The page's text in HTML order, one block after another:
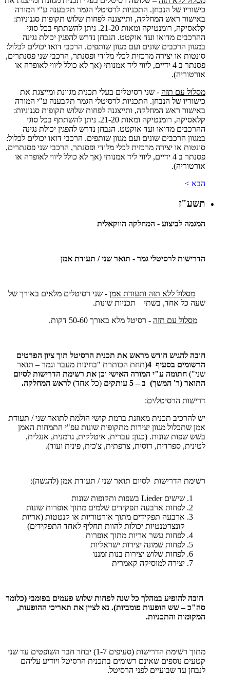
כישוריו של הנבחן. התכניות לרסיטלי הגמר תקבענה ע"י המורה
באישור ראש המחלקה, ותייצגנה לפחות שלוש תקופות סגנוניות:
קלאסיקה, רומנטיקה ומאות 21-20. ניתן להשתתף בכל סוגי
ההרכבים מדואו ועד אוקטט. הנבחן נדרש להפגין יכולת נגינה
במגוון הרכבים שונים ועם מגוון שותפים. הרכבי דואו יכולים לכלול:
סונטות או יצירה מרכזית לכלי מלודי ופסנתר, הרכבי שני פסנתרים,
פסנתר ב 4 ידיים, ליווי ליד אמנותי (אך לא כולל ליווי לאופרה או
אורטוריה).
מסלול עם תזה - שני רסיטלים בעלי תכנית מגוונת ומייצגת את
כישוריו של הנבחן. התכניות לרסיטלי הגמר תקבענה ע"י המורה
באישור ראש המחלקה, ותייצגנה לפחות שלוש תקופות סגנוניות:
קלאסיקה, רומנטיקה ומאות 21-20. ניתן להשתתף בכל סוגי
ההרכבים מדואו ועד אוקטט. הנבחן נדרש להפגין יכולת נגינה
במגוון הרכבים שונים ועם מגוון שותפים. הרכבי דואו יכולים לכלול:
סונטות או יצירה מרכזית לכלי מלודי ופסנתר, הרכבי שני פסנתרים,
פסנתר ב 4 ידיים, ליווי ליד אמנותי (אך לא כולל ליווי לאופרה או
אורטוריה).
הבא >
תשע"ז
המגמה לביצוע - המחלקה הווקאלית
הדרישות לרסיטלי גמר - תואר שני / תעודת אמן
מסלול ללא תזה ותעודת אמן - שני רסיטלים מלאים באורך של
שעה כל אחד, בשתי תכניות שונות.
מסלול עם תזה - רסיטל מלא באורך 50-60 דקות.
חובה להגיש חודש מראש את תכנית הרסיטל תוך ציון הפרטים
הרשומים בסעיף 4
(תחת הכותרת "בחינות מעבר וגמר – תואר
שני") חתומה ע"י המורה האישי וכן את רשימת הדרישות לסיום
התואר (ר' המשך) ב – 5 עותקים
(כל אחד) לראש המחלקה.
דרישות הרסיטל/ים:
יש להרכיב תכנית מאוזנת ברמת קושי הולמת לתואר שני / תעודת
אמן שתכלול מגוון יצירות מתקופות שונות עפ"י התמחות האמן
בשש שפות שונות. (כגון: עברית, איטלקית, גרמנית, אנגלית,
לטינית, ספרדית, רוסית, צרפתית, צ'כית, פינית ועוד).
רשימת הדרישות לסיום תואר שני / תעודת אמן (להגשה):
שישיםLieder בשפות ותקופות שונות
לפחות ארבעה תפקידים שלמים מתוך אופרות שונות
ארבעה תפקידים מתוך אורטוריות או קנטטות )אריות
קונצרטנטיות יכולות להוות תחליף לאחד התפקידים)
לפחות עשר אריות מתוך אופרות
לפחות שמונה יצירות ישראליות
לפחות שלוש יצירות בנות זמננו
יצירה למוסיקה קאמרית
חובה להופיע במהלך כל שנה לפחות שלוש פעמים בפומבי (כלומר
סה"כ – שש הופעות פומביות). נא לציין את תאריכי ההופעות,
המקומות והתכניות.
מתוך רשימת הדרישות (סעיפים 1-7) יבחר חבר השופטים עד שני
קטעים נוספים שאינם רשומים בתכנית הרסיטל ויודיע עליהם
לנבחן עד שבועיים לפני הרסיטל.